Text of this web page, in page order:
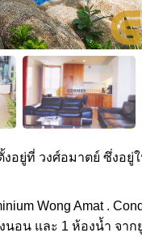
อยู่ที่ วงศ์อมาตย์ ซึ่งอยู่
Wong Amat .
อน และ 1 ห้องน้ำ จา